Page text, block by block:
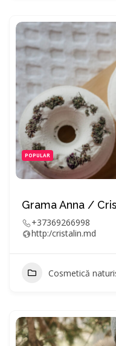
POPULAR
Grama Anna /
+37369266998
http:/cristalin.md
Cosmetică